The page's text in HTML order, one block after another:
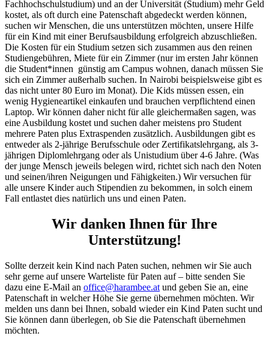
Fachhochschulstudium) und an der Universität (Studium) mehr Geld
kostet, als oft durch eine Patenschaft abgedeckt werden können,
suchen wir Menschen, die uns unterstützen möchten, unsere Hilfe
für ein Kind mit einer Berufsausbildung erfolgreich abzuschließen.
Die Kosten für ein Studium setzen sich zusammen aus den reinen
Studiengebühren, Miete für ein Zimmer (nur im ersten Jahr können
die Student*innen günstig am Campus wohnen, danach müssen Sie
sich ein Zimmer außerhalb suchen. In Nairobi beispielsweise gibt es
das nicht unter 80 Euro im Monat). Die Kids müssen essen, ein
wenig Hygieneartikel einkaufen und brauchen verpflichtend einen
Laptop. Wir können daher nicht für alle gleichermaßen sagen, was
eine Ausbildung kostet und suchen daher meistens pro Student
mehrere Paten plus Extraspenden zusätzlich. Ausbildungen gibt es
entweder als 2-jährige Berufsschule oder Zertifikatslehrgang, als 3-
jährigen Diplomlehrgang oder als Unistudium über 4-6 Jahre. (Was
der junge Mensch jeweils belegen wird, richtet sich nach den Noten
und seinen/ihren Neigungen und Fähigkeiten.) Wir versuchen für
alle unsere Kinder auch Stipendien zu bekommen, in solch einem
Fall entlastet dies natürlich uns und einen Paten.
Wir danken Ihnen für Ihre
Unterstützung!
Sollte derzeit kein Kind nach Paten suchen, nehmen wir Sie auch
sehr gerne auf unsere Warteliste für Paten auf – bitte senden Sie
dazu eine E-Mail an office@harambee.at und geben Sie an, eine
Patenschaft in welcher Höhe Sie gerne übernehmen möchten. Wir
melden uns dann bei Ihnen, sobald wieder ein Kind Paten sucht und
Sie können dann überlegen, ob Sie die Patenschaft übernehmen
möchten.